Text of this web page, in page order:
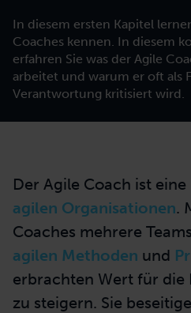
In diesem ersten Kapitel
Coaches kennen. In diesem
erfahren Sie was der Agile
arbeitet und warum er oft als
Verantwortung kritisiert wird.
Der Agile Coach ist
agilen Organisationen.
Coaches mehrere
agilen Methoden und
erbrachten Wert für die
zu steigern. Sie